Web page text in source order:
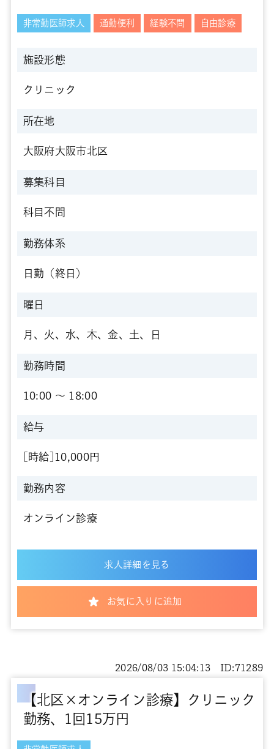
非常勤医師求人 通勤便利 経験不問 自由診療
施設形態
クリニック
所在地
大阪府大阪市北区
募集科目
科目不問
勤務体系
日勤（終日）
曜日
月、火、水、木、金、土、日
勤務時間
10:00 〜 18:00
給与
[時給]10,000円
勤務内容
オンライン診療
求人詳細を見る
お気に入りに追加
【北区×オンライン診療】クリニック
勤務、1回15万円
2026/08/03 15:04:13 ID:71289